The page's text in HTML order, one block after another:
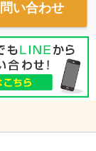
い合わせ